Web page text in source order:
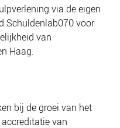
via de eigen
Schuldenlab070 voor
van
Haag.
bij de groei van het
van